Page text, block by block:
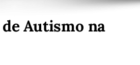
Autismo na